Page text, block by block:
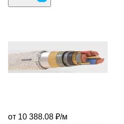
от 10 388.08 ₽/м